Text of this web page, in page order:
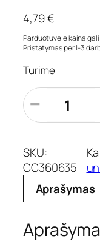
4,79€
Parduotuvėje kaina
Pristatymas per 1-3
Turime
p
r
o
u
k
t
k
e
−
SKU:
CC360635
Aprašymas